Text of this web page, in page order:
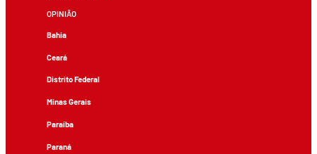
OPINIÃO
Bahia
Ceará
Distrito Federal
Minas Gerais
Paraíba
Paraná